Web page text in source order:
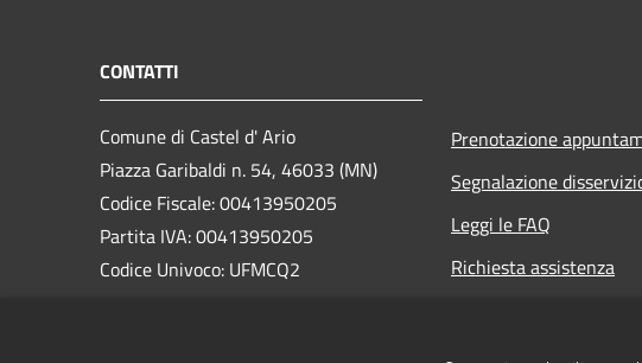
CONTATTI
Comune di Castel d' Ario
Piazza Garibaldi n. 54, 46033 (MN)
Codice Fiscale: 00413950205
Partita IVA: 00413950205
Codice Univoco: UFMCQ2
comune.casteldario@pec.regione.lombardia.it
Prenotazione
Segnalazione
Leggi le FAQ
Richiesta assistenza